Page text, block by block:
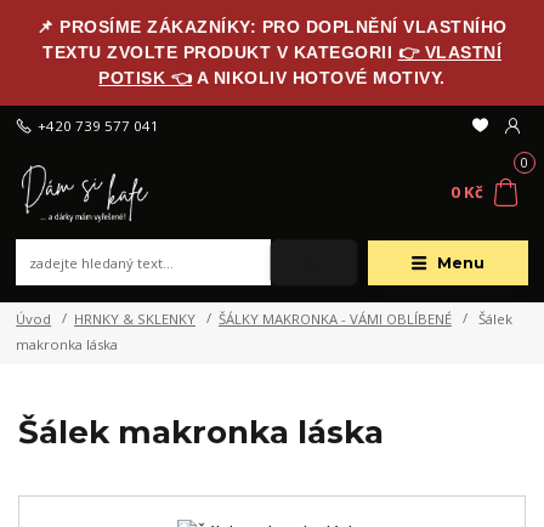
📌 PROSÍME ZÁKAZNÍKY: PRO DOPLNĚNÍ VLASTNÍHO
TEXTU ZVOLTE PRODUKT V KATEGORII 👉 VLASTNÍ
POTISK 👈 A NIKOLIV HOTOVÉ MOTIVY.
Menu
+420 739 577 041
0
0 Kč
Úvod HRNKY & SKLENKY ŠÁLKY MAKRONKA - VÁMI OBLÍBENÉ
Šálek
makronka láska
Šálek makronka láska